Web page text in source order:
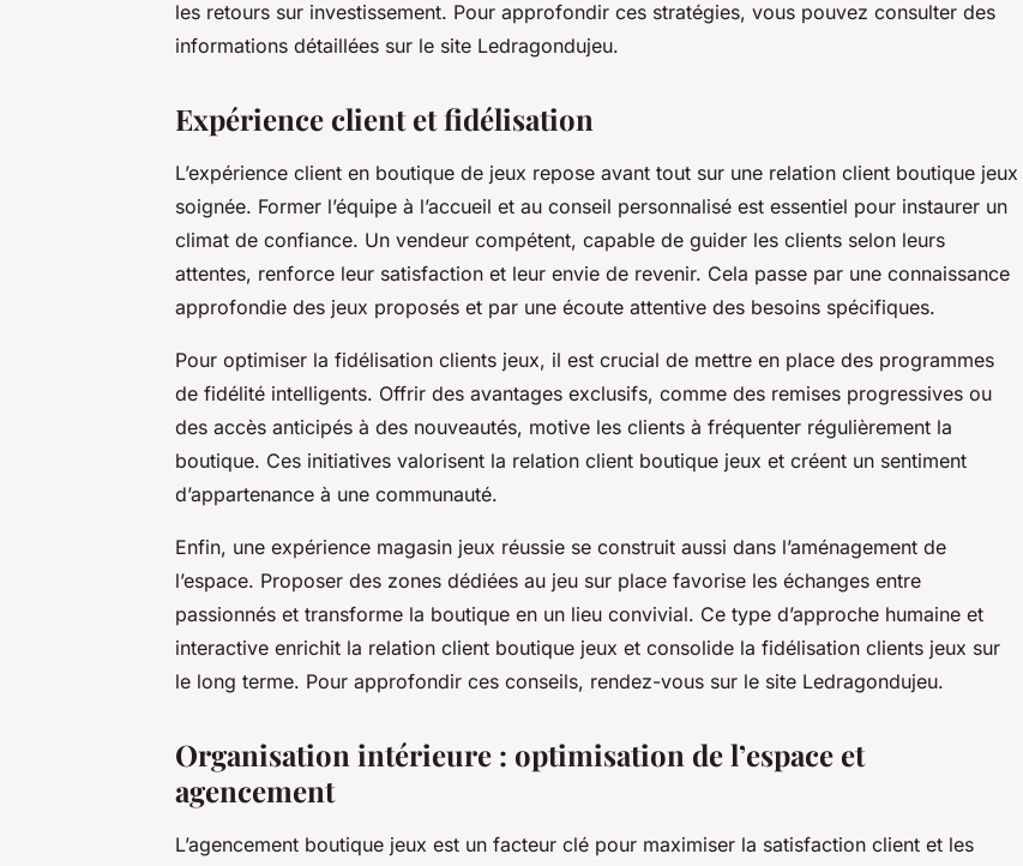
les retours sur investissement. Pour approfondir ces stratégies, vous pouvez consulter des
informations détaillées sur le site Ledragondujeu.
Expérience client et fidélisation
L’expérience client en boutique de jeux repose avant tout sur une relation client boutique jeux
soignée. Former l’équipe à l’accueil et au conseil personnalisé est essentiel pour instaurer un
climat de confiance. Un vendeur compétent, capable de guider les clients selon leurs
attentes, renforce leur satisfaction et leur envie de revenir. Cela passe par une connaissance
approfondie des jeux proposés et par une écoute attentive des besoins spécifiques.
Pour optimiser la fidélisation clients jeux, il est crucial de mettre en place des programmes
de fidélité intelligents. Offrir des avantages exclusifs, comme des remises progressives ou
des accès anticipés à des nouveautés, motive les clients à fréquenter régulièrement la
boutique. Ces initiatives valorisent la relation client boutique jeux et créent un sentiment
d’appartenance à une communauté.
Enfin, une expérience magasin jeux réussie se construit aussi dans l’aménagement de
l’espace. Proposer des zones dédiées au jeu sur place favorise les échanges entre
passionnés et transforme la boutique en un lieu convivial. Ce type d’approche humaine et
interactive enrichit la relation client boutique jeux et consolide la fidélisation clients jeux sur
le long terme. Pour approfondir ces conseils, rendez-vous sur le site Ledragondujeu.
Organisation intérieure : optimisation de l’espace et
agencement
L’agencement boutique jeux est un facteur clé pour maximiser la satisfaction client et les